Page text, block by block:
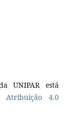
UNIPAR está
Atribuição 4.0